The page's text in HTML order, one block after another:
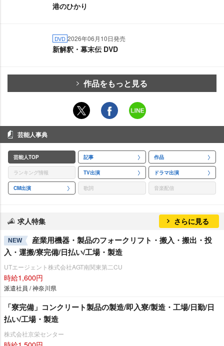
港のひかり
DVD 2026年06月10日発売
新解釈・幕末伝 DVD
作品をもっと見る
芸能人事典
芸能人TOP 記事 作品
ランキング情報 TV出演 ドラマ出演
CM出演 歌詞 音楽配信
求人特集 さらに見る
NEW
産業用機器・製品のフォークリフト・搬入・搬出・投
入・運搬/寮完備/日払い/工場・製造
UTエージェント株式会社AGT南関東第二CU
時給1,600円
派遣社員 / 神奈川県
「寮完備」コンクリート製品の製造/即入寮/製造・工場/日勤/日
払い/工場・製造
株式会社京栄センター